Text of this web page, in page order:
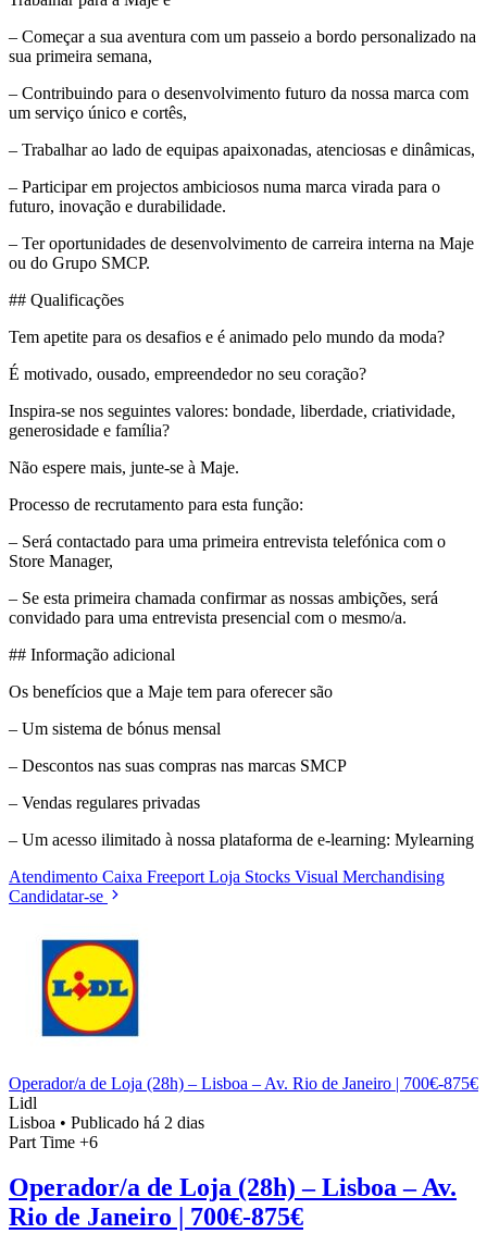
– Começar a sua aventura com um passeio a bordo personalizado na
sua primeira semana,
– Contribuindo para o desenvolvimento futuro da nossa marca com
um serviço único e cortês,
– Trabalhar ao lado de equipas apaixonadas, atenciosas e dinâmicas,
– Participar em projectos ambiciosos numa marca virada para o
futuro, inovação e durabilidade.
– Ter oportunidades de desenvolvimento de carreira interna na Maje
ou do Grupo SMCP.
## Qualificações
Tem apetite para os desafios e é animado pelo mundo da moda?
É motivado, ousado, empreendedor no seu coração?
Inspira-se nos seguintes valores: bondade, liberdade, criatividade,
generosidade e família?
Não espere mais, junte-se à Maje.
Processo de recrutamento para esta função:
– Será contactado para uma primeira entrevista telefónica com o
Store Manager,
– Se esta primeira chamada confirmar as nossas ambições, será
convidado para uma entrevista presencial com o mesmo/a.
## Informação adicional
Os benefícios que a Maje tem para oferecer são
– Um sistema de bónus mensal
– Descontos nas suas compras nas marcas SMCP
– Vendas regulares privadas
– Um acesso ilimitado à nossa plataforma de e-learning: Mylearning
Atendimento Caixa Freeport Loja Stocks Visual Merchandising
Candidatar-se
Operador/a de Loja (28h) – Lisboa – Av. Rio de Janeiro | 700€-875€
Lidl
Lisboa • Publicado há 2 dias
Part Time +6
Operador/a de Loja (28h) – Lisboa – Av.
Rio de Janeiro | 700€-875€